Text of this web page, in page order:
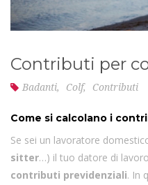
Contributi per
Badanti, Colf, Contributi
Come si calcolano i
Se sei un lavoratore
sitter…) il tuo datore di
contributi previdenziali. In